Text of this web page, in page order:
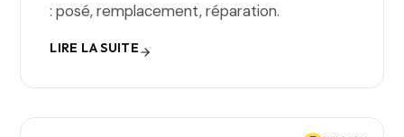
: posé, remplacement, réparation.
LIRE LA SUITE